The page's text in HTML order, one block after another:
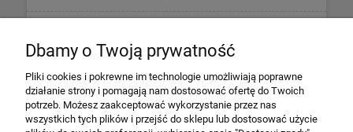
Płatności i dostawa
Informacje o firmie
Dbamy o Twoją prywatność
Pliki cookies i pokrewne im technologie umożliwiają poprawne
działanie strony i pomagają nam dostosować ofertę do Twoich
potrzeb. Możesz zaakceptować wykorzystanie przez nas
wszystkich tych plików i przejść do sklepu lub dostosować użycie